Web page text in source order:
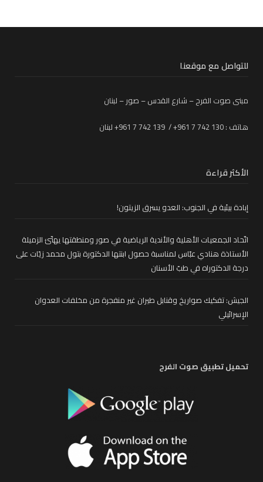
للتواصل مع موقعنا
مبنى صوت الفرح – شارع القدس – صور – لبنان
هاتف : 130 742 7 961+ / 139 742 7 961+ لبنان
الأكثر قراءة
إبادة بيئية في الجنوب: العدو يسرق الزيتون!
اتّحاد الجمعيات الأهلية والأندية الرياضية في صور ومنطقتها يهنّئ الزميلة
الأستاذة هنادي عبّاس لمناسبة حصول ابنتها الدكتورة بتول محمد زيّات على
درجة الدكتوراه في طبّ الأسنان
الجيش: تفكيك صواريخ وقنابل طيران غير منفجرة من مخلفات العدوان
الإسرائيلي
تحميل تطبيق صوت الفرح